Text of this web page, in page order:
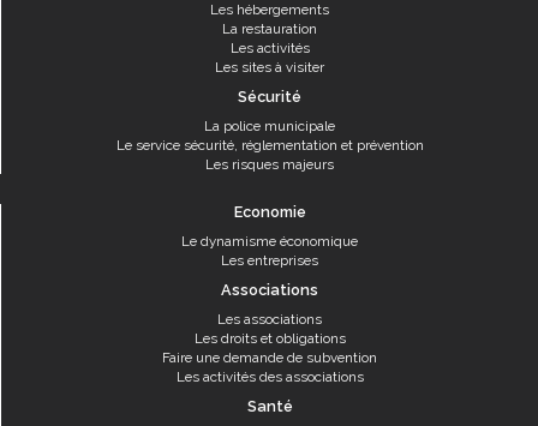
Les hébergements
La restauration
Les activités
Les sites à visiter
Sécurité
La police municipale
Le service sécurité, réglementation et prévention
Les risques majeurs
Economie
Le dynamisme économique
Les entreprises
Associations
Les associations
Les droits et obligations
Faire une demande de subvention
Les activités des associations
Santé